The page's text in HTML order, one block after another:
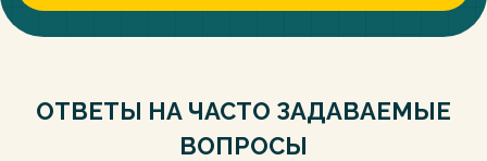
ОТВЕТЫ НА ЧАСТО ЗАДАВАЕМЫЕ
ВОПРОСЫ